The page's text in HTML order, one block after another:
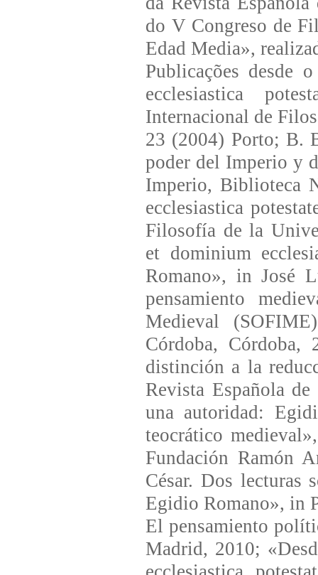
do V Congreso de
Edad Media»,
Publicações desde
ecclesiastica
Internacional de
23 (2004) Porto; B.
poder del Imperio y
Imperio, Biblioteca
ecclesiastica
Filosofía de la
et dominium
Romano», in José
pensamiento
Medieval
Córdoba,
distinción a la
Revista Española
una autoridad:
teocrático
Fundación Ramón
César. Dos lecturas
Egidio Romano», in
El pensamiento
Madrid, 2010;